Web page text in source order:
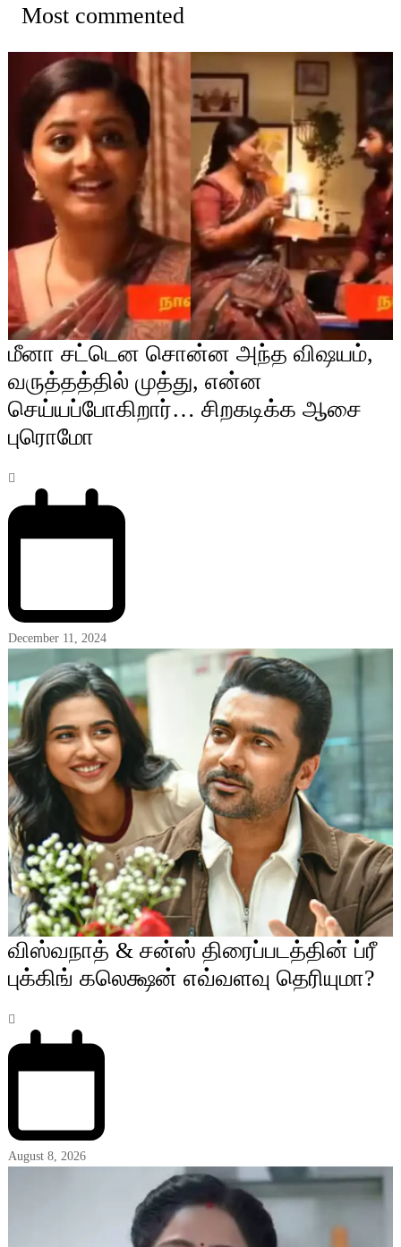
Most commented
மீனா சட்டென சொன்ன அந்த விஷயம்,
வருத்தத்தில் முத்து, என்ன
செய்யப்போகிறார்… சிறகடிக்க ஆசை
புரொமோ
December 11, 2024
விஸ்வநாத் & சன்ஸ் திரைப்படத்தின் ப்ரீ
புக்கிங் கலெக்ஷன் எவ்வளவு தெரியுமா?
August 8, 2026